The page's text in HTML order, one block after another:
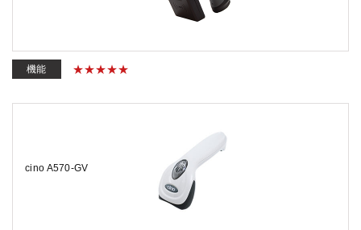
機能
cino A570-GV